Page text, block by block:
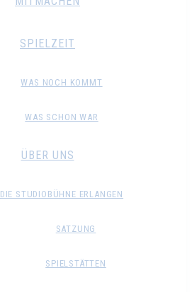
SPIELZEIT
WAS NOCH KOMMT
WAS SCHON WAR
ÜBER UNS
DIE STUDIOBÜHNE ERLANGEN
SATZUNG
SPIELSTÄTTEN